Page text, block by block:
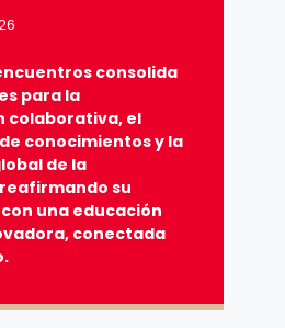
consolida
para la
colaborativa, el
conocimientos y la
de la
su
una educación
conectada